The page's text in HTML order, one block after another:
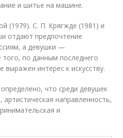
и шитье на машине.
(1979). С. П. Крягжде (1981) и
отдают предпочтение
а девушки —
по данным последнего
выражен интерес к искусству.
что среди девушек
направленность,
и